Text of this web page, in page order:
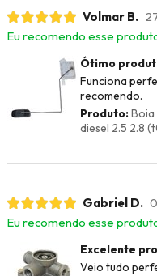
Volmar B.
Eu recomendo esse
Ótimo
Funciona
recomendo.
Produto:Boia
diesel 2.5 2.8
Gabriel D.
Eu recomendo esse
Excelente
Veio tudo